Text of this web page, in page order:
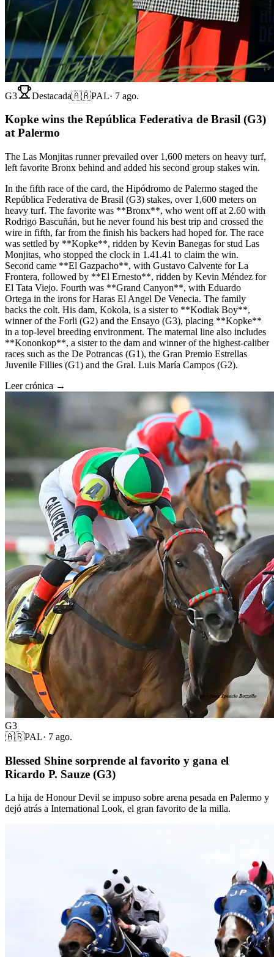
G3 Destacada🇦🇷PAL· 7 ago.
Kopke wins the República Federativa de Brasil (G3)
at Palermo
The Las Monjitas runner prevailed over 1,600 meters on heavy turf,
left favorite Bronx behind and added his second group stakes win.
In the fifth race of the card, the Hipódromo de Palermo staged the
República Federativa de Brasil (G3) stakes, over 1,600 meters on
heavy turf. The favorite was **Bronx**, who went off at 2.60 with
Rodrigo Bascuñán, but he never found his best trip and crossed the
wire in fifth, far from the finish his backers had hoped for. The race
was settled by **Kopke**, ridden by Kevin Banegas for stud Las
Monjitas, who stopped the clock in 1.41.41 to claim the win.
Second came **El Gazpacho**, with Gustavo Calvente for La
Frontera, followed by **El Ernesto**, ridden by Kevin Méndez for
El Tata Viejo. Fourth was **Grand Canyon**, with Eduardo
Ortega in the irons for Haras El Angel De Venecia. The family
backs the colt. His dam, Kokola, is a sister to **Kodiak Boy**,
winner of the Forli (G2) and the Ensayo (G3), placing **Kopke**
in a top-level breeding environment. The maternal line also includes
**Kononkop**, a sister to the dam and winner of the highest-caliber
races such as the De Potrancas (G1), the Gran Premio Estrellas
Juvenile Fillies (G1) and the Gral. Luis María Campos (G2).
Leer crónica →
G3
🇦🇷PAL· 7 ago.
Blessed Shine sorprende al favorito y gana el
Ricardo P. Sauze (G3)
La hija de Honour Devil se impuso sobre arena pesada en Palermo y
dejó atrás a International Look, el gran favorito de la milla.